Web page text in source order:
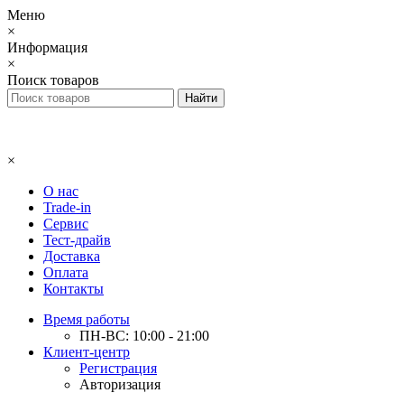
Меню
×
Информация
×
Поиск товаров
×
О нас
Trade-in
Сервис
Тест-драйв
Доставка
Оплата
Контакты
Время работы
ПН-ВС: 10:00 - 21:00
Клиент-центр
Регистрация
Авторизация